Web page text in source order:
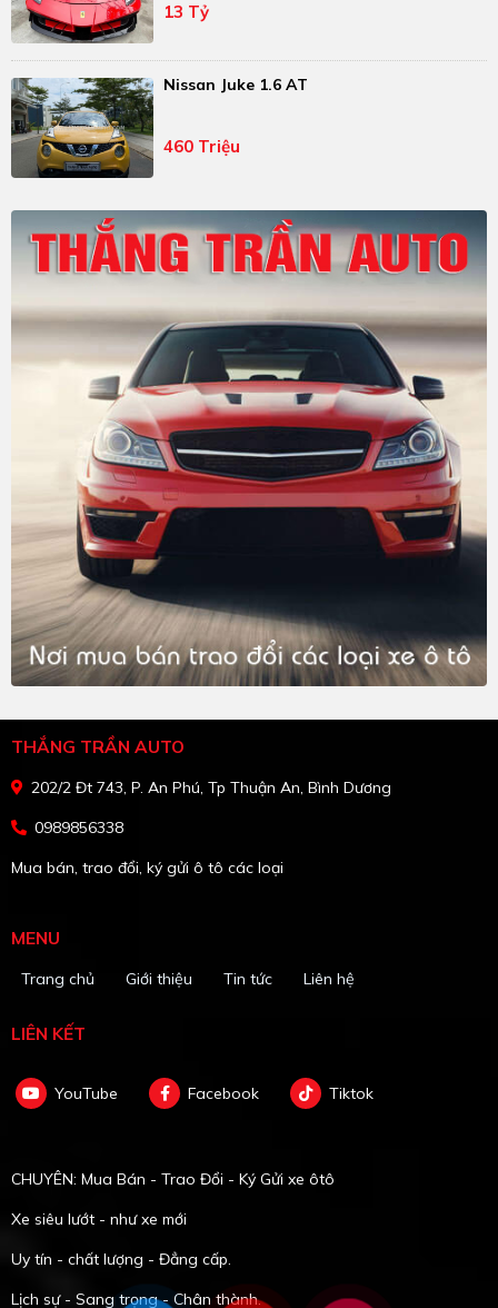
13 Tỷ
Nissan Juke 1.6 AT
460 Triệu
THẮNG TRẦN AUTO
202/2 Đt 743, P. An Phú, Tp Thuận An, Bình Dương
0989856338
Mua bán, trao đổi, ký gửi ô tô các loại
MENU
Trang chủ Giới thiệu Tin tức Liên hệ
LIÊN KẾT
YouTube Facebook Tiktok
CHUYÊN: Mua Bán - Trao Đổi - Ký Gửi xe ôtô
Xe siêu lướt - như xe mới
Uy tín - chất lượng - Đẳng cấp.
Lịch sự - Sang trọng - Chân thành.